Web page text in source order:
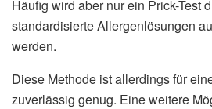
Häufig wird aber nur ein Prick-Test
standardisierte Allergenlösungen
werden.
Diese Methode ist allerdings für
zuverlässig genug. Eine weitere